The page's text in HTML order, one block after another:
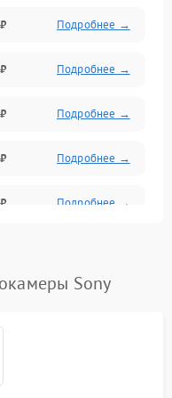
Подробнее →
Подробнее →
Подробнее →
Подробнее →
Подробнее →
Sony